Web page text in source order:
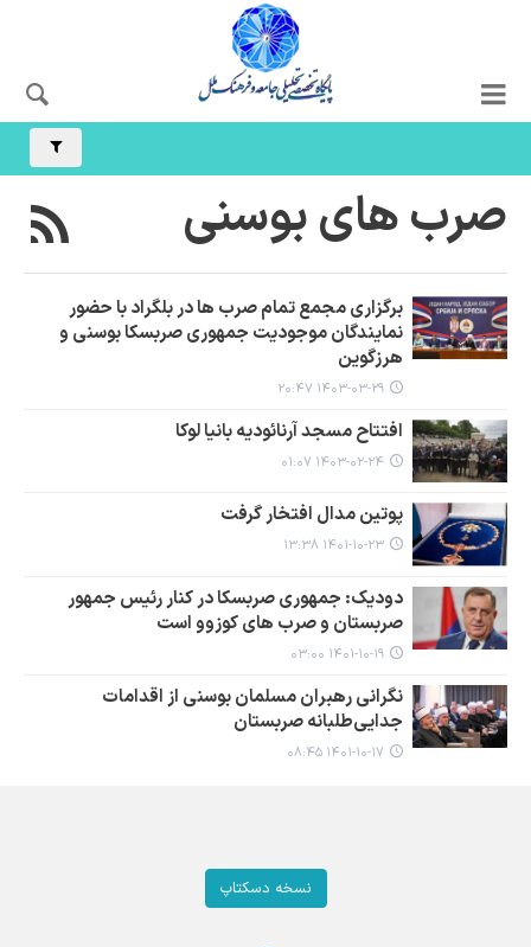
صرب های بوسنی
برگزاری مجمع تمام صرب ها در بلگراد با حضور
نمایندگان موجودیت جمهوری صربسکا بوسنی و
هرزگوین
۱۴۰۳-۰۳-۲۹ ۲۰:۴۷
افتتاح مسجد آرنائودیه بانیا لوکا
۱۴۰۳-۰۲-۲۴ ۰۱:۰۷
پوتین مدال افتخار گرفت
۱۴۰۱-۱۰-۲۳ ۱۳:۳۸
دودیک: جمهوری صربسکا در کنار رئیس جمهور
صربستان و صرب های کوزوو است
۱۴۰۱-۱۰-۱۹ ۰۳:۰۰
نگرانی رهبران مسلمان بوسنی از اقدامات
جدایی‌طلبانه صربستان
۱۴۰۱-۱۰-۱۷ ۰۸:۴۵
نسخه دسکتاپ